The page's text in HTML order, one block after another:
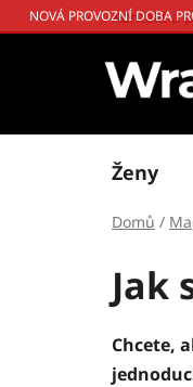
Přejít
na
NOVÁ PROVOZNÍ DOBA
Kontakt a
Ženy
Domů /
Jak
Chcete,